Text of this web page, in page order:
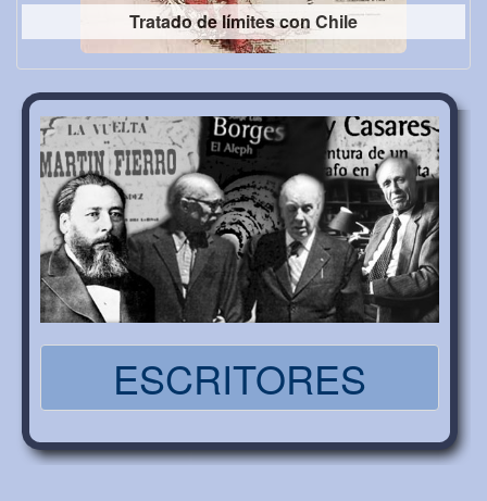
Tratado de límites con Chile
ESCRITORES